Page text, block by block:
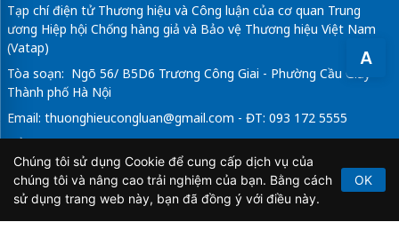
A
Tạp chí điện tử Thương hiệu và Công luận của cơ quan Trung
ương Hiệp hội Chống hàng giả và Bảo vệ Thương hiệu Việt Nam
(Vatap)
Tòa soạn: Ngõ 56/ B5D6 Trương Công Giai - Phường Cầu Giấy -
Thành phố Hà Nội
Email: thuonghieucongluan@gmail.com - ĐT: 093 172 5555
Tổng Biên Tập: Vũ Đức Thuận
Giấy phép hoạt động báo chí điện tử số 64/GP-BTTTT do Bộ
Thông tin và Truyền thông cấp ngày 21/2/2020.
Chúng tôi sử dụng Cookie để cung cấp dịch vụ của
chúng tôi và nâng cao trải nghiệm của bạn. Bằng cách
sử dụng trang web này, bạn đã đồng ý với điều này.
OK